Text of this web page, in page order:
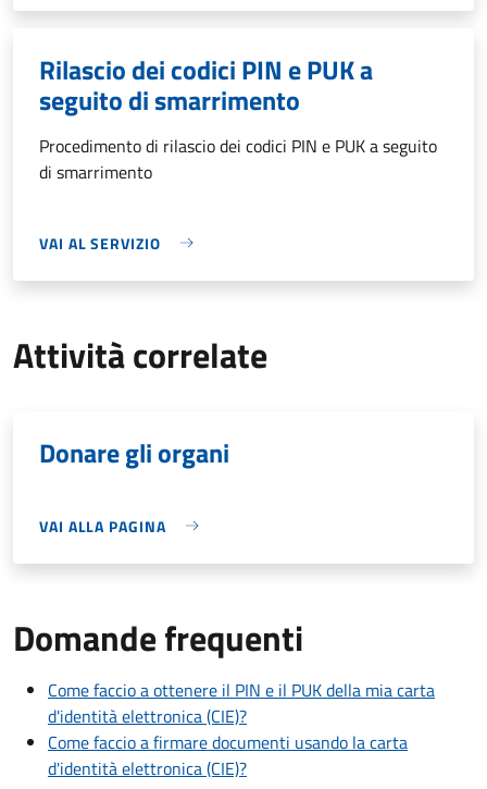
Rilascio dei codici PIN e PUK a
seguito di smarrimento
Procedimento di rilascio dei codici PIN e PUK a seguito
di smarrimento
VAI AL SERVIZIO
Attività correlate
Donare gli organi
VAI ALLA PAGINA
Domande frequenti
Come faccio a ottenere il PIN e il PUK della mia carta
d'identità elettronica (CIE)?
Come faccio a firmare documenti usando la carta
d'identità elettronica (CIE)?